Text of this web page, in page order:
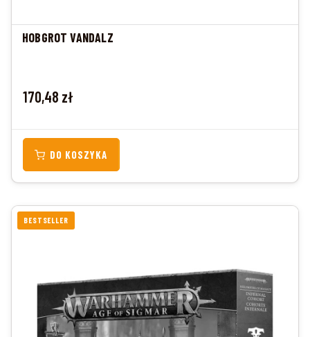
HOBGROT VANDALZ
Cena
170,48 zł
DO KOSZYKA
BESTSELLER